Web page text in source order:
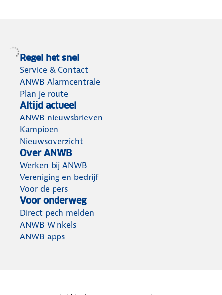
Regel het snel
Service & Contact
ANWB Alarmcentrale
Plan je route
Altijd actueel
ANWB nieuwsbrieven
Kampioen
Nieuwsoverzicht
Over ANWB
Werken bij ANWB
Vereniging en bedrijf
Voor de pers
Voor onderweg
Direct pech melden
ANWB Winkels
ANWB apps